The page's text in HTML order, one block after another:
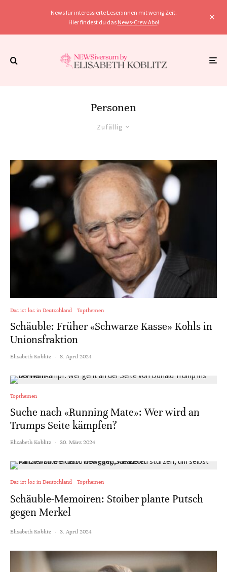
News für interessierte Leser:innen mit wenig Zeit.
Hier findest du das News-Crew Abo!
Personen
Zufällig
Das ist los in Deutschland Topthemen
Schäuble: Früher «Schwarze Kasse» Kohls in
Unionsfraktion
Elisabeth Koblitz · 8. April 2024
Topthemen
Suche nach «Running Mate»: Wer wird an
Trumps Seite kämpfen?
Elisabeth Koblitz · 30. März 2024
Das ist los in Deutschland Topthemen
Schäuble-Memoiren: Stoiber plante Putsch
gegen Merkel
Elisabeth Koblitz · 3. April 2024